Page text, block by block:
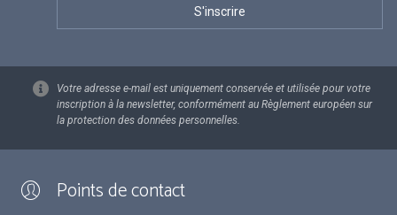
Votre adresse e-mail est uniquement conservée et utilisée pour votre
inscription à la newsletter, conformément au Règlement européen sur
la protection des données personnelles.
Points de contact